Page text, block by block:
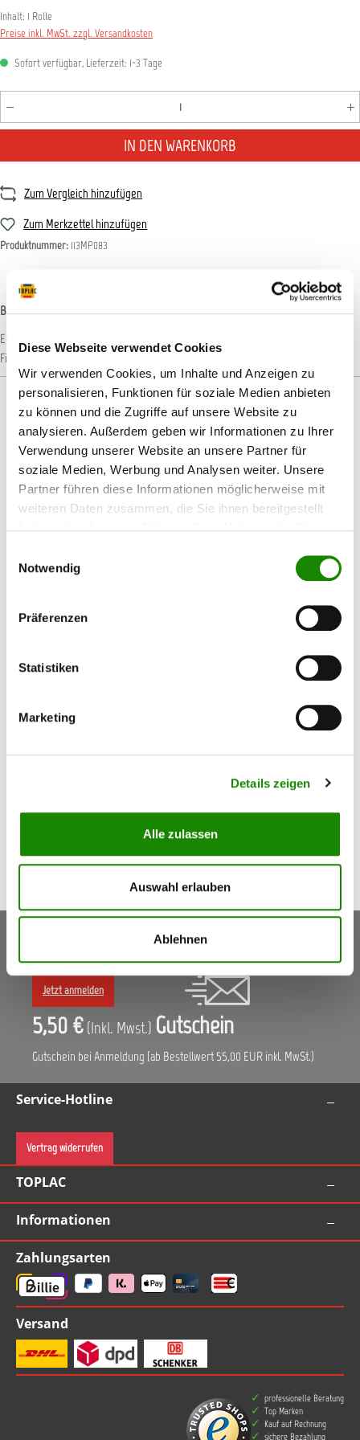
Diese Webseite verwendet Cookies
Wir verwenden Cookies, um Inhalte und Anzeigen zu
personalisieren, Funktionen für soziale Medien anbieten
zu können und die Zugriffe auf unsere Website zu
analysieren. Außerdem geben wir Informationen zu Ihrer
Verwendung unserer Website an unsere Partner für
soziale Medien, Werbung und Analysen weiter. Unsere
Partner führen diese Informationen möglicherweise mit
weiteren Daten zusammen, die Sie ihnen bereitgestellt
Notwendig
Präferenzen
Statistiken
Marketing
Details zeigen
Alle zulassen
Auswahl erlauben
Ablehnen
Inhalt: 1 Rolle
Preise inkl. MwSt. zzgl. Versandkosten
Sofort verfügbar, Lieferzeit: 1-3 Tage
Produkt Anzahl: Gib den gewünschten Wert ein oder
IN DEN WARENKORB
Zum Vergleich hinzufügen
Zum Merkzettel hinzufügen
Produktnummer: 113MP083
Beschreibung
Einsatzgebiet: Schnelles Ausschleifen von Fehlstellen im Decklack.Zubehör:
Finesse-it Trizact Schleifblock E50199Inhalt: 100…
Produktgalerie überspringen
Passendes Zubehör
AllorA Druckluft - Blütenschleifer mit 30
AllorA Druckluft - Blütenschleifer mit 30 mm Teller Teller:
186,37 €*
253,41 €*
Keine Aktionen, Angebote & Informationen mehr
verpassen!
Jetzt anmelden
5,50 € (Inkl. Mwst.) Gutschein
Gutschein bei Anmeldung (ab Bestellwert 55,00 EUR inkl. MwSt.)
Service-Hotline
Vertrag widerrufen
TOPLAC
Informationen
Zahlungsarten
Versand
professionelle Beratung
Top Marken
Kauf auf Rechnung
sichere Bezahlung